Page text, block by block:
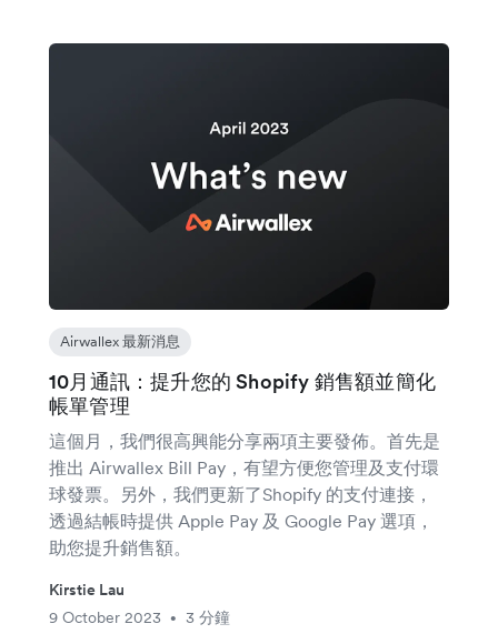
Airwallex 最新消息
10月通訊：提升您的 Shopify 銷售額並簡化
帳單管理
這個月，我們很高興能分享兩項主要發佈。首先是
推出 Airwallex Bill Pay，有望方便您管理及支付環
球發票。另外，我們更新了Shopify 的支付連接，
透過結帳時提供 Apple Pay 及 Google Pay 選項，
助您提升銷售額。
Kirstie Lau
9 October 2023
• 3 分鐘